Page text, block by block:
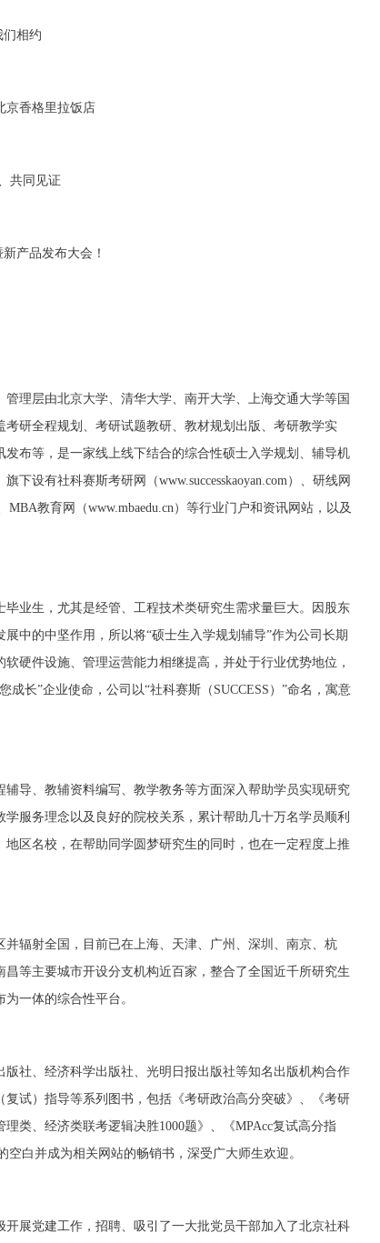
们相约
京香格里拉饭店
共同见证
产品发布大会！
理层由北京大学、清华大学、南开大学、上海交通大学等国
研全程规划、考研试题教研、教材规划出版、考研教学实
布等，是一家线上线下结合的综合性硕士入学规划、辅导机
设有社科赛斯考研网（www.successkaoyan.com）、研线网
MBA教育网（www.mbaedu.cn）等行业门户和资讯网站，以及
业生，尤其是经管、工程技术类研究生需求量巨大。因股东
中的中坚作用，所以将“硕士生入学规划辅导”作为公司长期
硬件设施、管理运营能力相继提高，并处于行业优势地位，
长”企业使命，公司以“社科赛斯（SUCCESS）”命名，寓意
导、教辅资料编写、教学教务等方面深入帮助学员实现研究
服务理念以及良好的院校关系，累计帮助几十万名学员顺利
区名校，在帮助同学圆梦研究生的同时，也在一定程度上推
辐射全国，目前已在上海、天津、广州、深圳、南京、杭
等主要城市开设分支机构近百家，整合了全国近千所研究生
一体的综合性平台。
社、经济科学出版社、光明日报出版社等知名出版机构合作
试）指导等系列图书，包括《考研政治高分突破》、《考研
类、经济类联考逻辑决胜1000题》、《MPAcc复试高分指
白并成为相关网站的畅销书，深受广大师生欢迎。
展党建工作，招聘、吸引了一大批党员干部加入了北京社科